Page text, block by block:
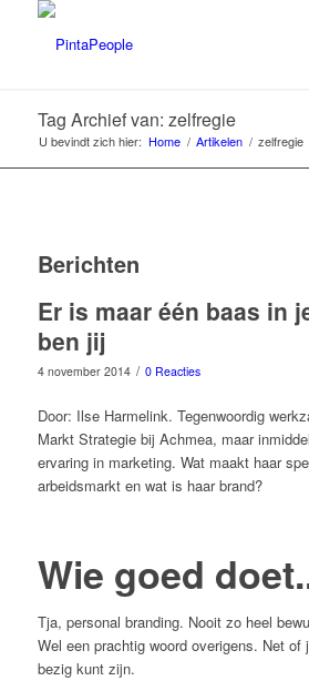
Tag Archief van: zelfregie
U bevindt zich hier: Home / Artikelen / zelfregie
Berichten
Er is maar één baas in
ben jij
4 november 2014 / 0 Reacties
Door: Ilse Harmelink. Tegenwoordig
Markt Strategie bij Achmea, maar
ervaring in marketing. Wat maakt haar
arbeidsmarkt en wat is haar brand?
Wie goed
Tja, personal branding. Nooit zo heel
Wel een prachtig woord overigens. Net of
bezig kunt zijn.